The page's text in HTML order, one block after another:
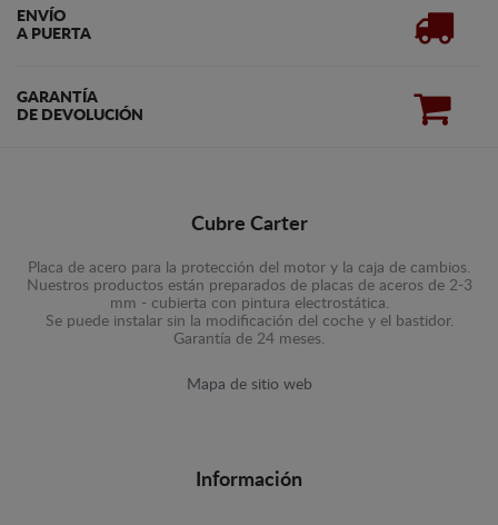
ENVÍO
A PUERTA
GARANTÍA
DE DEVOLUCIÓN
Cubre Carter
Placa de acero para la protección del motor y la caja de cambios.
Nuestros productos están preparados de placas de aceros de 2-3
mm - cubierta con pintura electrostática.
Se puede instalar sin la modificación del coche y el bastidor.
Garantía de 24 meses.
Mapa de sitio web
Información